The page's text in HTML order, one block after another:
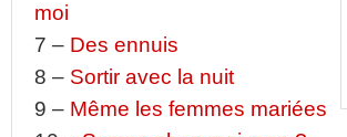
moi
7 – Des ennuis
8 – Sortir avec la nuit
9 – Même les femmes mariées